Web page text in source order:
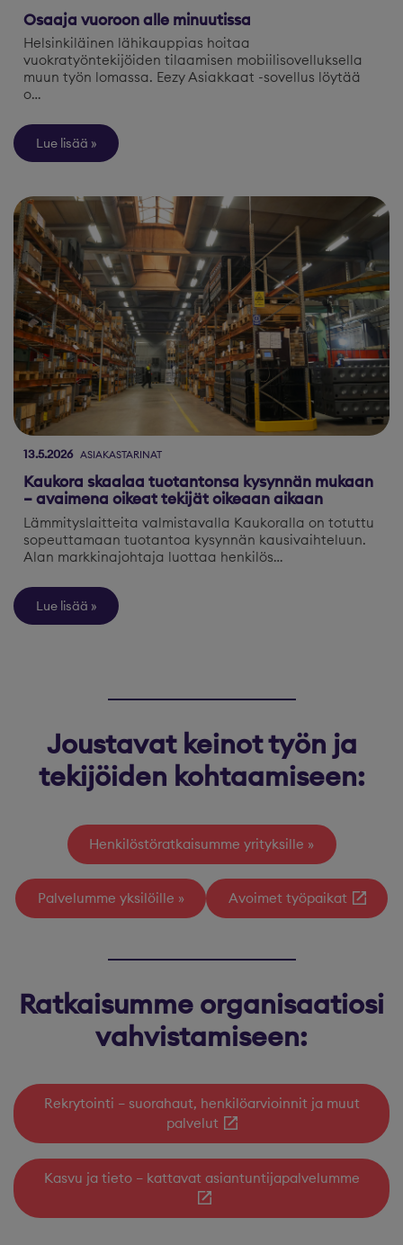
Osaaja vuoroon alle minuutissa
Helsinkiläinen lähikauppias hoitaa
vuokratyöntekijöiden tilaamisen mobiilisovelluksella
muun työn lomassa. Eezy Asiakkaat -sovellus löytää
o…
Lue lisää
13.5.2026 ASIAKASTARINAT
Kaukora skaalaa tuotantonsa kysynnän mukaan
– avaimena oikeat tekijät oikeaan aikaan
Lämmityslaitteita valmistavalla Kaukoralla on totuttu
sopeuttamaan tuotantoa kysynnän kausivaihteluun.
Alan markkinajohtaja luottaa henkilös…
Lue lisää
Joustavat keinot työn ja
tekijöiden kohtaamiseen:
Henkilöstöratkaisumme yrityksille
Palvelumme yksilöille Avoimet työpaikat
Ratkaisumme organisaatiosi
vahvistamiseen:
Rekrytointi – suorahaut, henkilöarvioinnit ja muut
palvelut
Kasvu ja tieto – kattavat asiantuntijapalvelumme